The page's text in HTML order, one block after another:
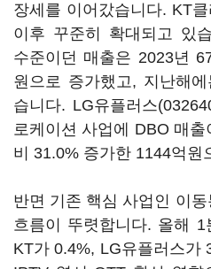
장세를 이어갔습니다. KT
이후 꾸준히 확대되고 있
수준이던 매출은 2023년
원으로 증가했고, 지난해
습니다. LG유플러스
로케이션 사업에 DBO 매
비 31.0% 증가한 1144억원
반면 기존 핵심 사업인 이
흐름이 뚜렷합니다. 올해
KT가 0.4%, LG유플러스가